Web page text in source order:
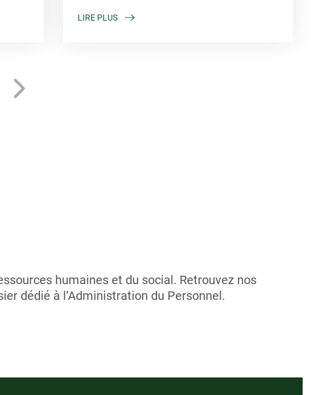
LIRE PLUS
humaines et du social. Retrouvez nos
dédié à l’Administration du Personnel.